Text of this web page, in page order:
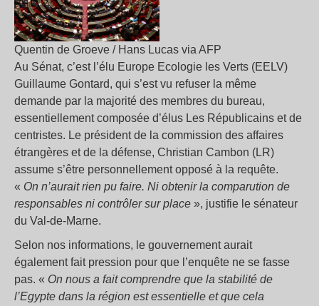
Quentin de Groeve / Hans Lucas via AFP
Au Sénat, c’est l’élu Europe Ecologie les Verts (EELV)
Guillaume Gontard, qui s’est vu refuser la même
demande par la majorité des membres du bureau,
essentiellement composée d’élus Les Républicains et de
centristes. Le président de la commission des affaires
étrangères et de la défense, Christian Cambon (LR)
assume s’être personnellement opposé à la requête.
« On n’aurait rien pu faire. Ni obtenir la comparution de
responsables ni contrôler sur place », justifie le sénateur
du Val-de-Marne.
Selon nos informations, le gouvernement aurait
également fait pression pour que l’enquête ne se fasse
pas. « On nous a fait comprendre que la stabilité de
l’Egypte dans la région est essentielle et que cela